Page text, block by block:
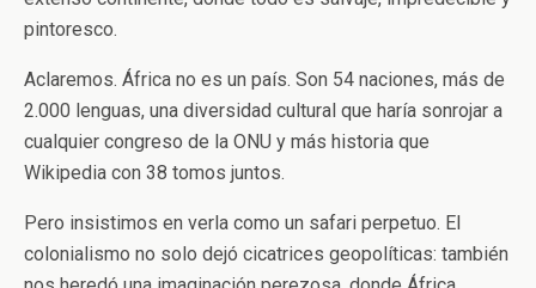
pintoresco.
Aclaremos. África no es un país. Son 54 naciones, más de
2.000 lenguas, una diversidad cultural que haría sonrojar a
cualquier congreso de la ONU y más historia que
Wikipedia con 38 tomos juntos.
Pero insistimos en verla como un safari perpetuo. El
colonialismo no solo dejó cicatrices geopolíticas: también